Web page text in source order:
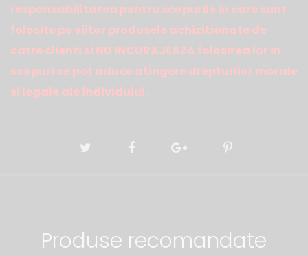
responsabilitatea pentru scopurile in care sunt
folosite pe viitor produsele achizitionate de
catre clienti si NU INCURAJEAZA folosirea lor in
scopuri ce pot aduce atingere drepturilor morale
si legale ale individului.
Produse recomandate